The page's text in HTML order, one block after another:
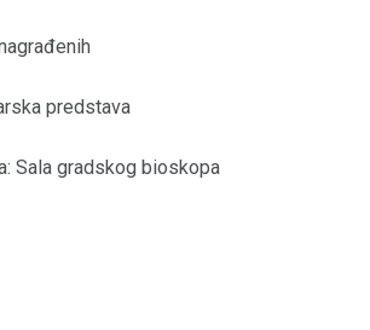
predstava
Sala gradskog bioskopa